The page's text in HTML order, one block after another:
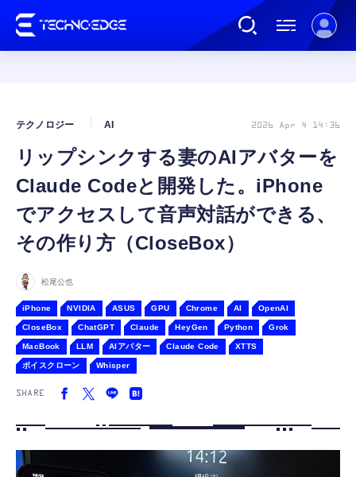
AI
ガジェット
ゲーム
カルチャー
公式ストア
リップシンクする妻のAIアバターを
Claude Codeと開発した。iPhone
でアクセスして音声対話ができる、
その作り方（CloseBox）
テクノロジー AI 2026 Apr 4 14:36
松尾公也
iPhone NVIDIA ASUS GPU Chrome AI OpenAI
CloseBox ChatGPT Claude HeyGen Python Grok
MacBook LLM AIアバター Claude Code XTTS
ボイスクローン Whisper
SHARE